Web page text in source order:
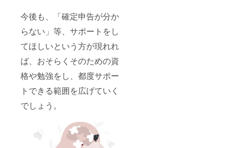
今後も、「確定申告が分か
らない」等、サポートをし
てほしいという方が現れれ
ば、おそらくそのための資
格や勉強をし、都度サポー
トできる範囲を広げていく
でしょう。